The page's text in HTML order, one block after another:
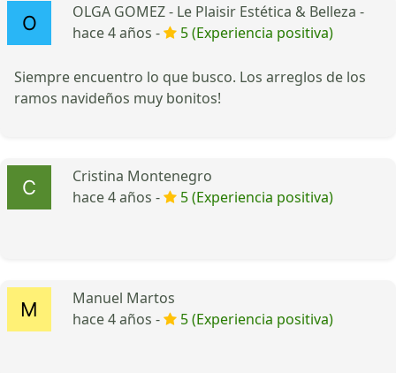
OLGA GOMEZ - Le Plaisir Estética & Belleza -
hace 4 años -
5 (Experiencia positiva)
Siempre encuentro lo que busco. Los arreglos de los
ramos navideños muy bonitos!
Cristina Montenegro
hace 4 años -
5 (Experiencia positiva)
Manuel Martos
hace 4 años -
5 (Experiencia positiva)